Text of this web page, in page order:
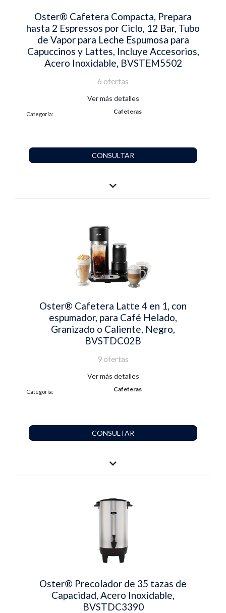
Oster® Cafetera Compacta, Prepara
hasta 2 Espressos por Ciclo, 12 Bar, Tubo
de Vapor para Leche Espumosa para
Capuccinos y Lattes, Incluye Accesorios,
Acero Inoxidable, BVSTEM5502
6 ofertas
Ver más detalles
Categoría: Cafeteras
CONSULTAR
Oster® Cafetera Latte 4 en 1, con
espumador, para Café Helado,
Granizado o Caliente, Negro,
BVSTDC02B
9 ofertas
Ver más detalles
Categoría: Cafeteras
CONSULTAR
Oster® Precolador de 35 tazas de
Capacidad, Acero Inoxidable,
BVSTDC3390